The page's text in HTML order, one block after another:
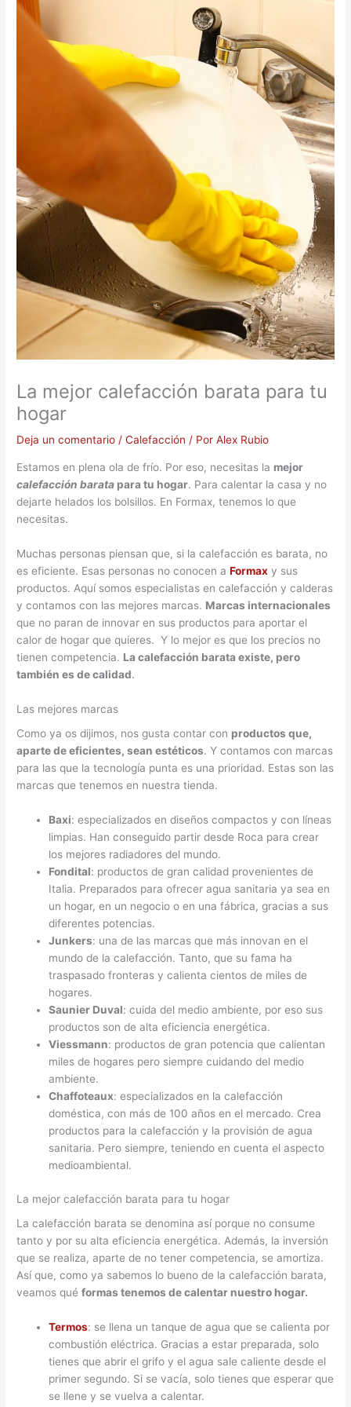
La mejor calefacción barata para tu
hogar
Deja un comentario /Calefacción / PorAlex Rubio
Estamos en plena ola de frío. Por eso, necesitas la mejor
calefacción barata para tu hogar. Para calentar la casa y no
dejarte helados los bolsillos. En Formax, tenemos lo que
necesitas.
Muchas personas piensan que, si la calefacción es barata, no
es eficiente. Esas personas no conocen aFormax y sus
productos. Aquí somos especialistas en calefacción y calderas
y contamos con las mejores marcas. Marcas internacionales
que no paran de innovar en sus productos para aportar el
calor de hogar que quieres. Y lo mejor es que los precios no
tienen competencia. La calefacción barata existe, pero
también es de calidad.
Las mejores marcas
Como ya os dijimos, nos gusta contar con productos que,
aparte de eficientes, sean estéticos. Y contamos con marcas
para las que la tecnología punta es una prioridad. Estas son las
marcas que tenemos en nuestra tienda.
Baxi: especializados en diseños compactos y con líneas
limpias. Han conseguido partir desde Roca para crear
los mejores radiadores del mundo.
Fondital: productos de gran calidad provenientes de
Italia. Preparados para ofrecer agua sanitaria ya sea en
un hogar, en un negocio o en una fábrica, gracias a sus
diferentes potencias.
Junkers: una de las marcas que más innovan en el
mundo de la calefacción. Tanto, que su fama ha
traspasado fronteras y calienta cientos de miles de
hogares.
Saunier Duval: cuida del medio ambiente, por eso sus
productos son de alta eficiencia energética.
Viessmann: productos de gran potencia que calientan
miles de hogares pero siempre cuidando del medio
ambiente.
Chaffoteaux: especializados en la calefacción
doméstica, con más de 100 años en el mercado. Crea
productos para la calefacción y la provisión de agua
sanitaria. Pero siempre, teniendo en cuenta el aspecto
medioambiental.
La mejor calefacción barata para tu hogar
La calefacción barata se denomina así porque no consume
tanto y por su alta eficiencia energética. Además, la inversión
que se realiza, aparte de no tener competencia, se amortiza.
Así que, como ya sabemos lo bueno de la calefacción barata,
veamos quéformas tenemos de calentar nuestro hogar.
Termos: se llena un tanque de agua que se calienta por
combustión eléctrica. Gracias a estar preparada, solo
tienes que abrir el grifo y el agua sale caliente desde el
primer segundo. Si se vacía, solo tienes que esperar que
se llene y se vuelva a calentar.